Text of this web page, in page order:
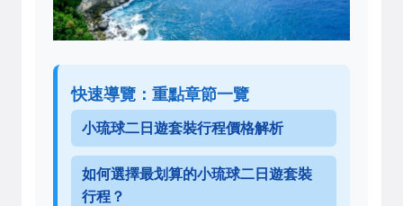
快速導覽：重點章節一覽
小琉球二日遊套裝行程價格解析
如何選擇最划算的小琉球二日遊套裝
行程？